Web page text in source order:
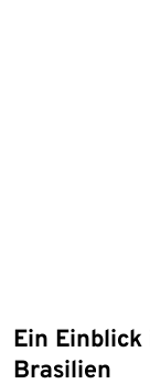
Ein Einblick
Brasilien